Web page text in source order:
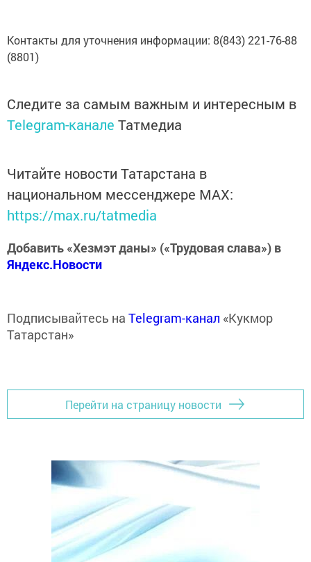
Контакты для уточнения информации: 8(843) 221-76-88
(8801)
Следите за самым важным и интересным в
Telegram-канале Татмедиа
Читайте новости Татарстана в
национальном мессенджере MАХ:
https://max.ru/tatmedia
Добавить «Хезмэт даны» («Трудовая слава») в
Яндекс.Новости
Подписывайтесь на Telegram-канал «Кукмор
Татарстан»
Перейти на страницу новости